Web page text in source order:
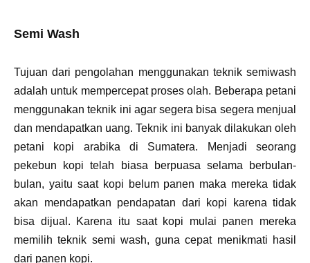
Semi Wash
Tujuan dari pengolahan menggunakan teknik semiwash
adalah untuk mempercepat proses olah. Beberapa petani
menggunakan teknik ini agar segera bisa segera menjual
dan mendapatkan uang. Teknik ini banyak dilakukan oleh
petani kopi arabika di Sumatera. Menjadi seorang
pekebun kopi telah biasa berpuasa selama berbulan-
bulan, yaitu saat kopi belum panen maka mereka tidak
akan mendapatkan pendapatan dari kopi karena tidak
bisa dijual. Karena itu saat kopi mulai panen mereka
memilih teknik semi wash, guna cepat menikmati hasil
dari panen kopi.